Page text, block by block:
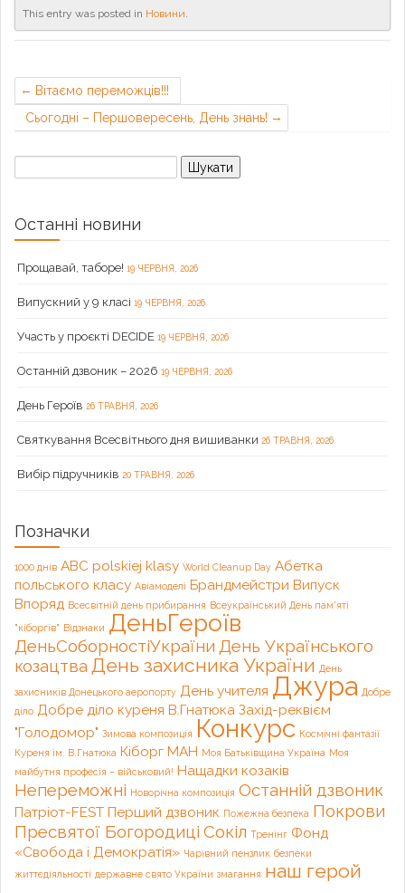
This entry was posted in Новини.
Вітаємо переможців!!!
Сьогодні – Першовересень, День знань!
Пошук:
Останні новини
Прощавай, таборе! 19 ЧЕРВНЯ, 2026
Випускний у 9 класі 19 ЧЕРВНЯ, 2026
Участь у проєкті DECIDE 19 ЧЕРВНЯ, 2026
Останній дзвоник – 2026 19 ЧЕРВНЯ, 2026
День Героїв 26 ТРАВНЯ, 2026
Святкування Всесвітнього дня вишиванки 26 ТРАВНЯ, 2026
Вибір підручників 20 ТРАВНЯ, 2026
Позначки
1000 днів ABC polskiej klasy World Cleanup Day Абетка
польського класу Авіамоделі Брандмейстри Випуск
Впоряд Всесвітній день прибирання Всеукраїнський День пам'яті
"кіборгів" Відзнаки ДеньГероїв
ДеньСоборностіУкраїни День Українського
козацтва День захисника України День
захисників Донецького аеропорту День учителя Джура Добре
діло Добре діло куреня В.Гнатюка Захід-реквієм
"Голодомор" Зимова композиція Конкурс Космічні фантазії
Куреня ім. В.Гнатюка Кіборг МАН Моя Батьківщина Україна Моя
майбутня професія – військовий! Нащадки козаків
Непереможні Новорічна композиція Останній дзвоник
Патріот-FEST Перший дзвоник Пожежна безпека Покрови
Пресвятої Богородиці Сокіл Тренінг Фонд
«Свобода і Демократія» Чарівний пензлик безпеки
життєдіяльності державне свято України змагання наш герой